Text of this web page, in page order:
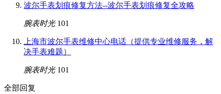
波尔手表划痕修复方法--波尔手表划痕修复全攻略
腕表时光 101
上海市波尔手表维修中心电话（提供专业维修服务，解
决手表难题）
腕表时光 101
全部回复